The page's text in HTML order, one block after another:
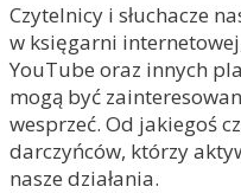
Czytelnicy i słuchacze
w księgarni
YouTube oraz innych
mogą być
wesprzeć. Od jakiegoś
darczyńców, którzy
nasze działania.